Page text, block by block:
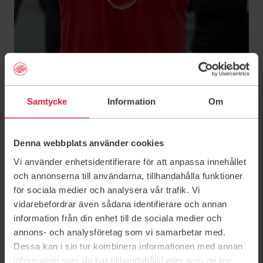
Samtycke Information Om
Denna webbplats använder cookies
Vi använder enhetsidentifierare för att anpassa innehållet
och annonserna till användarna, tillhandahålla funktioner
för sociala medier och analysera vår trafik. Vi
vidarebefordrar även sådana identifierare och annan
information från din enhet till de sociala medier och
annons- och analysföretag som vi samarbetar med.
Dessa kan i sin tur kombinera informationen med annan
information som du har tillhandahållit eller som de har
F&S Torsby söker
ledare och värdar
Brinner du för träning och gemenskap och vill göra
skillnad på riktigt? F&S Torsby söker ideellt engagerade
ledare och värdar. Genom ditt engagemang kan du
bidra till en välkomnande, proffsig och prestigelös